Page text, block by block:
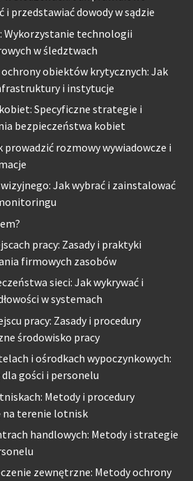
przedstawiać dowody w sądzie
Wykorzystanie technologii
w śledztwach
obiektów krytycznych: Jak
i instytucje
Specyficzne strategie i
bezpieczeństwa kobiet
prowadzić rozmowy wywiadowcze i
Jak wybrać i zainstalować
pracy: Zasady i praktyki
firmowych zasobów
sieci: Jak wykrywać i
w systemach
pracy: Zasady i procedury
środowisko pracy
i ośrodkach wypoczynkowych:
gości i personelu
Metody i procedury
na terenie lotnisk
handlowych: Metody i strategie
zewnętrzne: Metody ochrony